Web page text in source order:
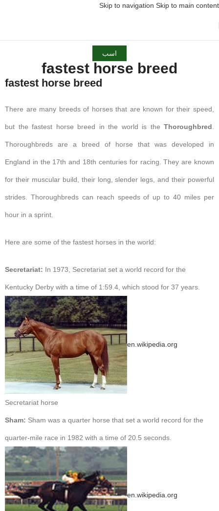
Skip to navigation Skip to main content
اسب
fastest horse breed
fastest horse breed
There are many breeds of horses that are known for their speed,
but the fastest horse breed in the world is the Thoroughbred
Thoroughbreds are a breed of horse that was developed in
England in the 17th and 18th centuries for racing. They are known
for their muscular build, their long, slender legs, and their powerful
strides. Thoroughbreds can reach speeds of up to 40 miles per
hour in a sprint.
Here are some of the fastest horses in the world:
Secretariat: In 1973, Secretariat set a world record for the
Kentucky Derby with a time of 1:59.4, which stood for 37 years.
en.wikipedia.org
Secretariat horse
Sham: Sham was a quarter horse that set a world record for the
quarter-mile race in 1982 with a time of 20.5 seconds.
en.wikipedia.org